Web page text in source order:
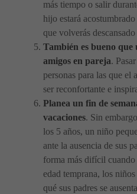
más tiempo o salir
hijo estará
que volverás
También es bueno que
amigos en pareja.
personas para las que el
ser reconfortante e
Planea un fin de
vacaciones. Sin
los 5 años, un niño
ante la ausencia de sus
forma más difícil cuando
edad temprana, los
qué sus padres se